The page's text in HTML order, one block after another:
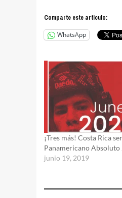
Comparte este articulo:
WhatsApp
¡Tres más! Costa Rica
Panamericano Absoluto
junio 19, 2019